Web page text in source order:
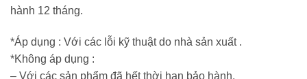
hành 12 tháng.
*Áp dụng : Với các lỗi kỹ thuật do nhà sản xuất .
*Không áp dụng :
– Với các sản phẩm đã hết thời hạn bảo hành.